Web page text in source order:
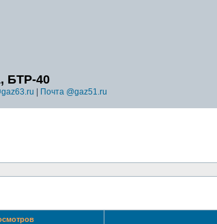
БТР-40
Почта @gaz51.ru